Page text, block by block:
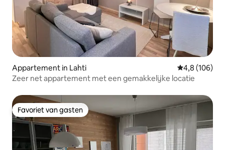
Appartement in Lahti Gemiddelde
4,8 (106)
Zeer net appartement met een gemakkelijke locatie
Favoriet van gasten
Favoriet van gasten